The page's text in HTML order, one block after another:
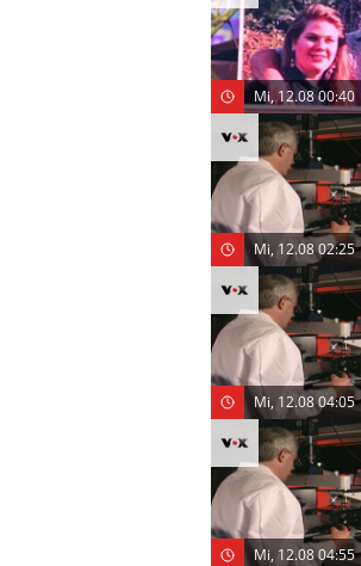
Mi, 12.08 00:40
Mi, 12.08 02:25
Mi, 12.08 04:05
Mi, 12.08 04:55